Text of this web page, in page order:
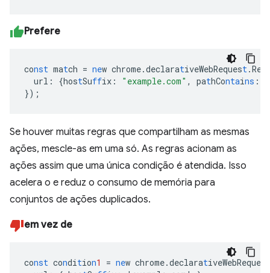
Prefere
const match = new chrome.declarativeWebRequest
url : {hostSuffix : "example.com" , pathContains :
});
Se houver muitas regras que compartilham as mesmas
ações, mescle-as em uma só. As regras acionam as
ações assim que uma única condição é atendida. Isso
acelera o e reduz o consumo de memória para
conjuntos de ações duplicados.
em vez de
const condition1 = new chrome.declarativeWebReques